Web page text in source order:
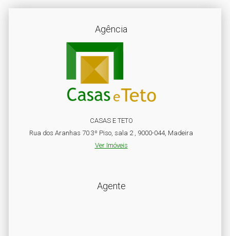
Agência
CASAS E TETO
Rua dos Aranhas 70 3º Piso, sala 2 , 9000-044, Madeira
Ver Imóveis
Agente